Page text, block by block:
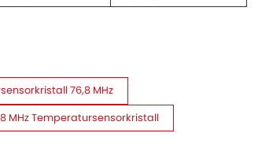
76,8 MHz
MHz Temperatursensorkristall